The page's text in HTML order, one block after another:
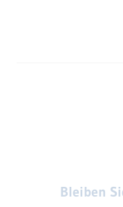
Bleiben